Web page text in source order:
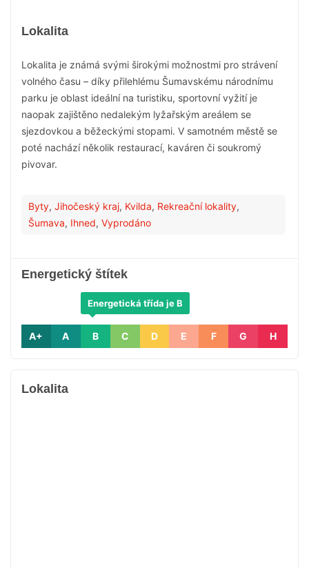
Lokalita
Lokalita je známá svými širokými možnostmi pro strávení
volného času – díky přilehlému Šumavskému národnímu
parku je oblast ideální na turistiku, sportovní vyžití je
naopak zajištěno nedalekým lyžařským areálem se
sjezdovkou a běžeckými stopami. V samotném městě se
poté nachází několik restaurací, kaváren či soukromý
pivovar.
Byty, Jihočeský kraj, Kvilda, Rekreační lokality,
Šumava, Ihned, Vyprodáno
Energetický štítek
A+ A B
Energetická třída je B
C D E F G H
Lokalita